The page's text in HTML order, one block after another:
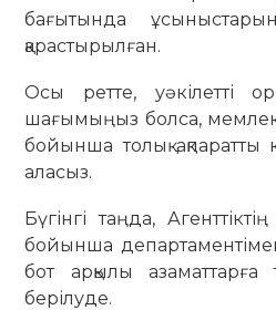
бағытында
қарастырылған.
Осы ретте, уәкілетті
шағымыңыз болса,
бойынша толық ақпаратты
аласыз.
Бүгінгі таңда,
бойынша
бот арқылы азаматтарға
берілуде.